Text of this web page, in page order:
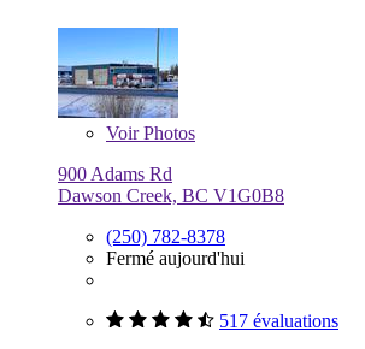
VoirPhotos
900 Adams Rd
Dawson Creek, BC V1G0B8
(250) 782-8378
Fermé aujourd'hui
517 évaluations